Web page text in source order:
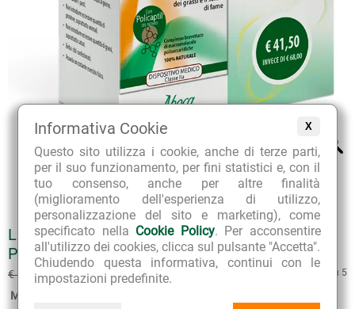
X
Informativa Cookie
Questo sito utilizza i cookie, anche di terze parti,
per il suo funzionamento, per fini statistici e, con il
tuo consenso, anche per altre finalità
(miglioramento dell'esperienza di utilizzo,
personalizzazione del sito e marketing), come
specificato nella Cookie Policy. Per acconsentire
all'utilizzo dei cookies, clicca sul pulsante "Accetta".
Chiudendo questa informativa, continui con le
impostazioni predefinite.
LIBRAMED OFFERTA CON CONFEZIONE
POCKET DA 2 SETTIMANE EXTRA OMAGGIO
€ 64.80 € 42.16(sconto 34.94%) 4.8 su 5
Marca: